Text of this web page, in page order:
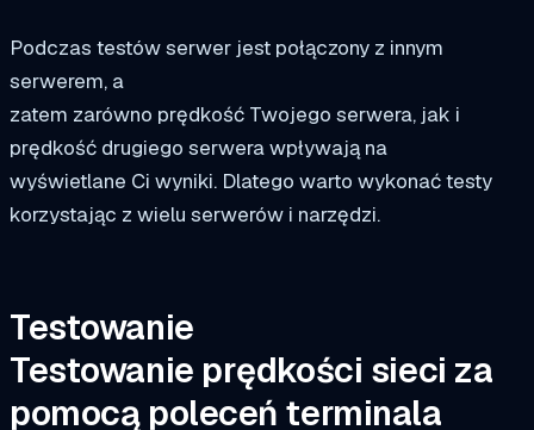
Podczas testów serwer jest połączony z innym
serwerem, a
zatem zarówno prędkość Twojego serwera, jak i
prędkość drugiego serwera wpływają na
wyświetlane Ci wyniki. Dlatego warto wykonać testy
korzystając z wielu serwerów i narzędzi.
Testowanie
Testowanie prędkości sieci za
pomocą poleceń terminala